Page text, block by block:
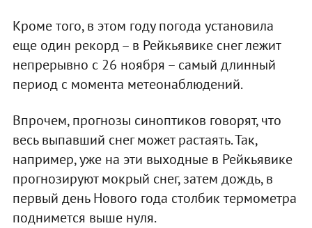
Кроме того, в этом году погода установила
еще один рекорд – в Рейкьявике снег лежит
непрерывно с 26 ноября – самый длинный
период с момента метеонаблюдений.
Впрочем, прогнозы синоптиков говорят, что
весь выпавший снег может растаять. Так,
например, уже на эти выходные в Рейкьявике
прогнозируют мокрый снег, затем дождь, в
первый день Нового года столбик термометра
поднимется выше нуля.